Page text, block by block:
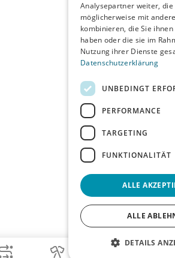
Analysepartner weiter, die
möglicherweise mit
kombinieren, die Sie
haben oder die sie im
Nutzung ihrer Dienste
Datenschutzerklärung
UNBEDINGT
PERFORMANCE
TARGETING
FUNKTIONALITÄT
ALLE
ALLE
DETAILS